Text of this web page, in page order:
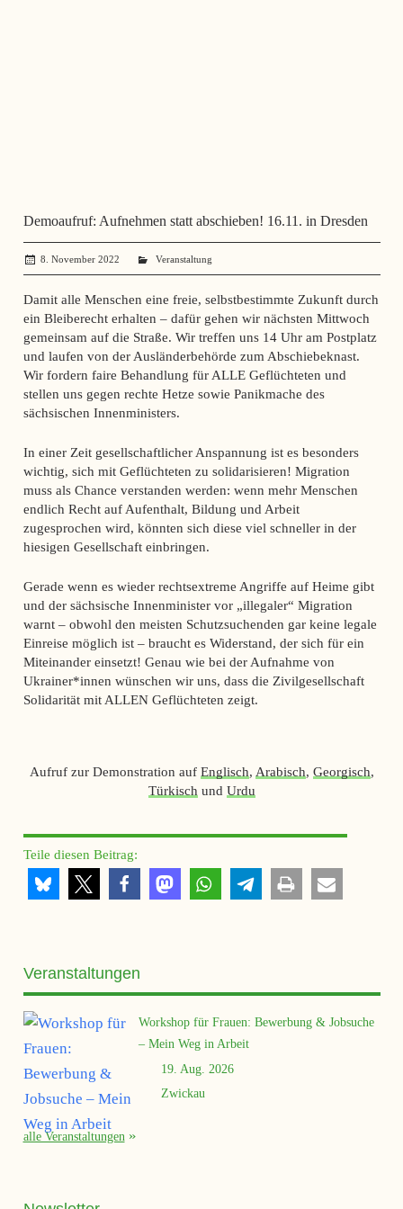
Demoaufruf: Aufnehmen statt abschieben! 16.11. in Dresden
8. November 2022 administrator
Veranstaltung
Damit alle Menschen eine freie, selbstbestimmte Zukunft durch
ein Bleiberecht erhalten – dafür gehen wir nächsten Mittwoch
gemeinsam auf die Straße. Wir treffen uns 14 Uhr am Postplatz
und laufen von der Ausländerbehörde zum Abschiebeknast.
Wir fordern faire Behandlung für ALLE Geflüchteten und
stellen uns gegen rechte Hetze sowie Panikmache des
sächsischen Innenministers.
In einer Zeit gesellschaftlicher Anspannung ist es besonders
wichtig, sich mit Geflüchteten zu solidarisieren! Migration
muss als Chance verstanden werden: wenn mehr Menschen
endlich Recht auf Aufenthalt, Bildung und Arbeit
zugesprochen wird, könnten sich diese viel schneller in der
hiesigen Gesellschaft einbringen.
Gerade wenn es wieder rechtsextreme Angriffe auf Heime gibt
und der sächsische Innenminister vor „illegaler“ Migration
warnt – obwohl den meisten Schutzsuchenden gar keine legale
Einreise möglich ist – braucht es Widerstand, der sich für ein
Miteinander einsetzt! Genau wie bei der Aufnahme von
Ukrainer*innen wünschen wir uns, dass die Zivilgesellschaft
Solidarität mit ALLEN Geflüchteten zeigt.
Aufruf zur Demonstration auf Englisch, Arabisch, Georgisch,
Türkisch und Urdu
Teile diesen Beitrag:
Veranstaltungen
Workshop für Frauen: Bewerbung & Jobsuche
– Mein Weg in Arbeit
19. Aug. 2026
Zwickau
alle Veranstaltungen